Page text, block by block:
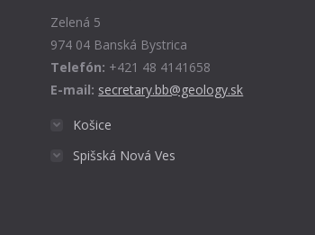
Zelená 5
974 04 Banská Bystrica
Telefón: +421 48 4141658
E-mail: secretary.bb@geology.sk
Košice
Spišská Nová Ves